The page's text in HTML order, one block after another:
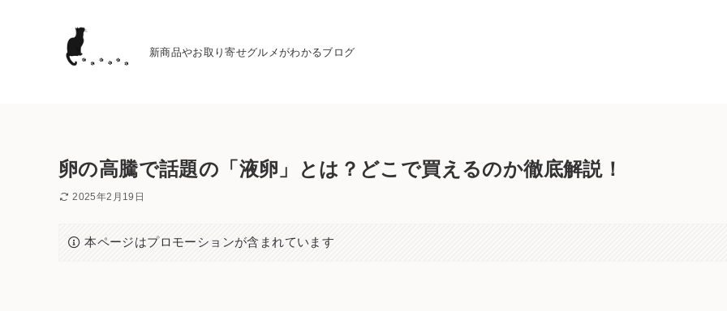
新商品やお取り寄せグルメがわかるブログ
卵の高騰で話題の「液卵」とは？どこで買えるのか徹底解説！
2025年2月19日
本ページはプロモーションが含まれています